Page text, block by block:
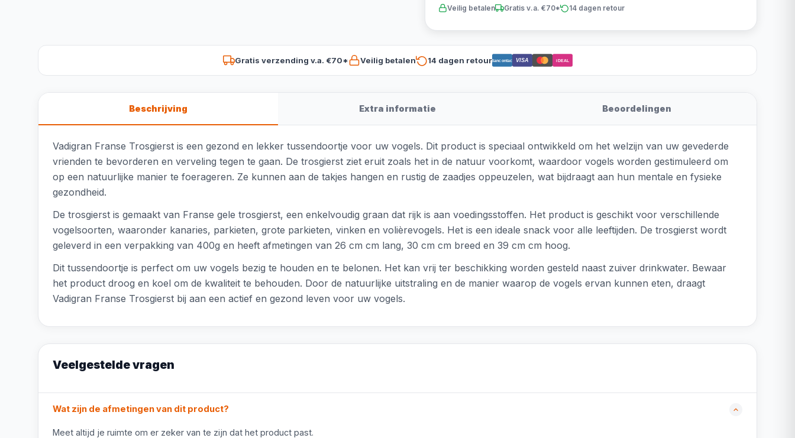
Veilig betalen Gratis v.a. €70* 14 dagen retour
Gratis verzending v.a. €70* Veilig betalen 14 dagen retourBancontact VISA iDEAL
Beschrijving Extra informatie Beoordelingen
Vadigran Franse Trosgierst is een gezond en lekker tussendoortje voor uw vogels. Dit product is speciaal ontwikkeld om het welzijn van uw gevederde
vrienden te bevorderen en verveling tegen te gaan. De trosgierst ziet eruit zoals het in de natuur voorkomt, waardoor vogels worden gestimuleerd om
op een natuurlijke manier te foerageren. Ze kunnen aan de takjes hangen en rustig de zaadjes oppeuzelen, wat bijdraagt aan hun mentale en fysieke
gezondheid.
De trosgierst is gemaakt van Franse gele trosgierst, een enkelvoudig graan dat rijk is aan voedingsstoffen. Het product is geschikt voor verschillende
vogelsoorten, waaronder kanaries, parkieten, grote parkieten, vinken en volièrevogels. Het is een ideale snack voor alle leeftijden. De trosgierst wordt
geleverd in een verpakking van 400g en heeft afmetingen van 26 cm cm lang, 30 cm cm breed en 39 cm cm hoog.
Dit tussendoortje is perfect om uw vogels bezig te houden en te belonen. Het kan vrij ter beschikking worden gesteld naast zuiver drinkwater. Bewaar
het product droog en koel om de kwaliteit te behouden. Door de natuurlijke uitstraling en de manier waarop de vogels ervan kunnen eten, draagt
Vadigran Franse Trosgierst bij aan een actief en gezond leven voor uw vogels.
Veelgestelde vragen
Wat zijn de afmetingen van dit product?
Meet altijd je ruimte om er zeker van te zijn dat het product past.